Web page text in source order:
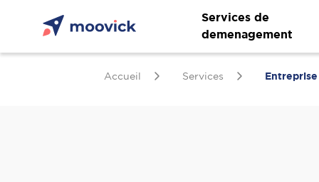
Services de
demenagement
Accueil Services